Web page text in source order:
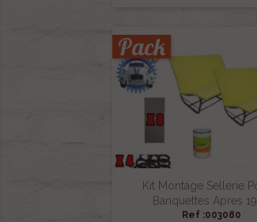
Kit Montage Sellerie
Banquettes Apres
Ref :003080
Pack